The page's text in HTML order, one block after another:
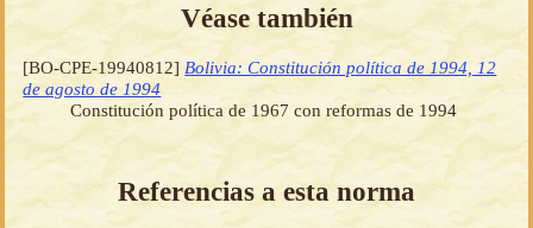
Véase también
[BO-CPE-19940812] Bolivia: Constitución política de 1994, 12
de agosto de 1994
Constitución política de 1967 con reformas de 1994
Referencias a esta norma